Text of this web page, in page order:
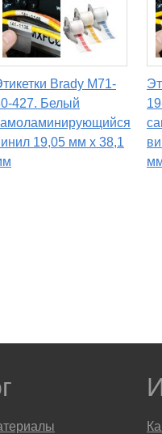
Brady M71-
427. Белый
19,05 мм х 38,1